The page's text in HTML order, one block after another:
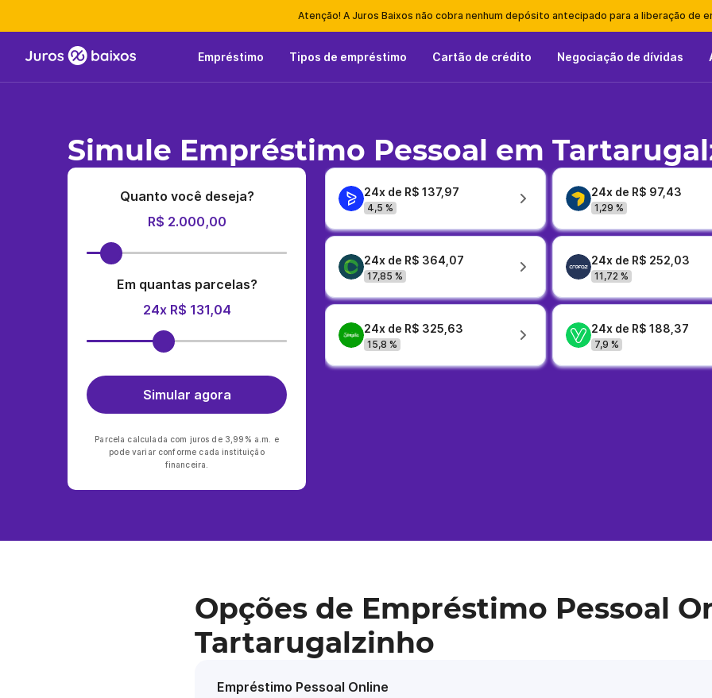
Atenção! A Juros Baixos não cobra nenhum depósito antecipado para a liberação de
Empréstimo Tipos de empréstimo Cartão de crédito Negociação de dívidas
Simule Empréstimo Pessoal em
Quanto você deseja?
R$ 2.000,00
Em quantas parcelas?
24x R$ 131,04
Simular agora
Parcela calculada com juros de 3,99% a.m. e
pode variar conforme cada instituição
financeira.
24x de R$ 137,97
4,5 %
24x de R$ 97,43
1,29 %
24x de R$ 364,07
17,85 %
24x de R$ 252,03
11,72 %
24x de R$ 325,63
15,8 %
24x de R$ 188,37
7,9 %
Opções de Empréstimo Pessoal
Tartarugalzinho
Empréstimo Pessoal Online